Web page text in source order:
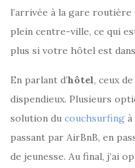
l’arrivée à la gare
plein centre-ville, ce qui
plus si votre hôtel est
En parlant d’hôtel, ceux
dispendieux. Plusieurs
solution du couchsurfing à
passant par AirBnB, en
de jeunesse. Au final, j’ai